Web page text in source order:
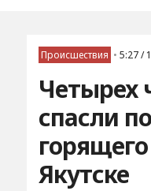
Происшествия • 5:27 /
Четырех
спасли
Якутске